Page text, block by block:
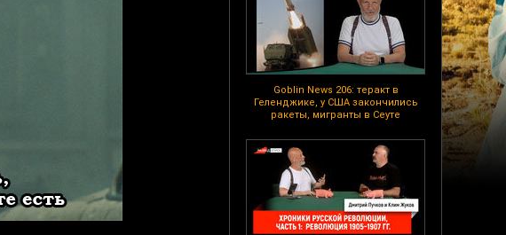
Goblin News 206: теракт в
Геленджике, у США закончились
ракеты, мигранты в Сеуте